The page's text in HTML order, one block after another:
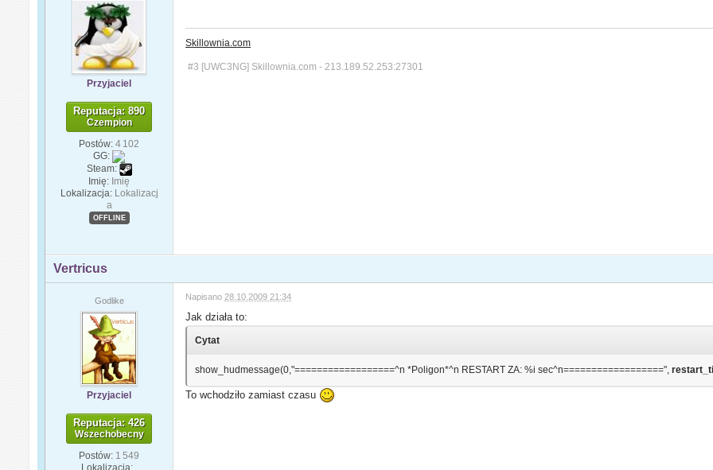
Przyjaciel
Reputacja: 890
Czempion
Postów: 4 102
GG:
Steam:
Imię: Imię
Lokalizacja: Lokalizacj
a
OFFLINE
Skillownia.com
#3 [UWC3NG] Skillownia.com - 213.189.52.253:27301
Vertricus
Godlike
Przyjaciel
Reputacja: 426
Wszechobecny
Postów: 1 549
Lokalizacja:
Napisano 28.10.2009 21:34
Jak działa to:
Cytat
show_hudmessage(0,"==================^n *Poligon*^n RESTART ZA: %i sec^n==================",
To wchodziło zamiast czasu